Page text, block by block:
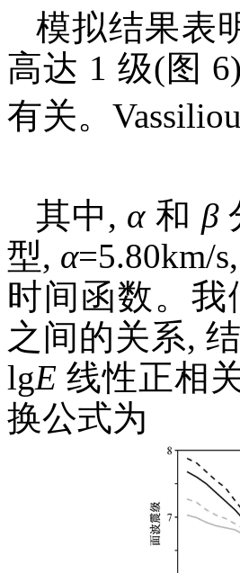
模拟结果表
高达 1 级(图
有关。
其中, α和 β
型, α=5.80km/s,
时间函数。
之间的关系,
lgE 线性正相
换公式为